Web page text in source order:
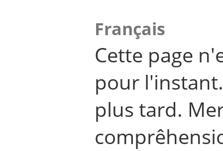
Français
Cette page
pour
plus tard.